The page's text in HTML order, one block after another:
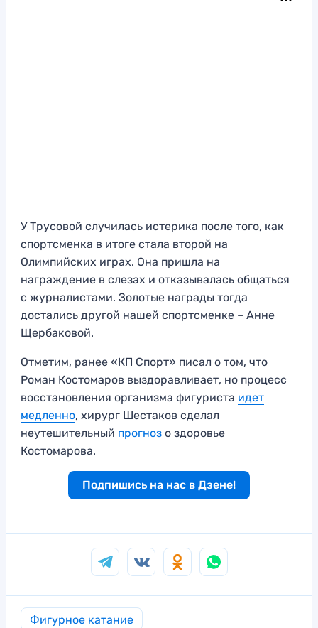
У Трусовой случилась истерика после того, как
спортсменка в итоге стала второй на
Олимпийских играх. Она пришла на
награждение в слезах и отказывалась общаться
с журналистами. Золотые награды тогда
достались другой нашей спортсменке – Анне
Щербаковой.
Отметим, ранее «КП Спорт» писал о том, что
Роман Костомаров выздоравливает, но процесс
восстановления организма фигуриста идет
медленно, хирург Шестаков сделал
неутешительный прогноз о здоровье
Костомарова.
Подпишись на нас в Дзене!
Фигурное катание